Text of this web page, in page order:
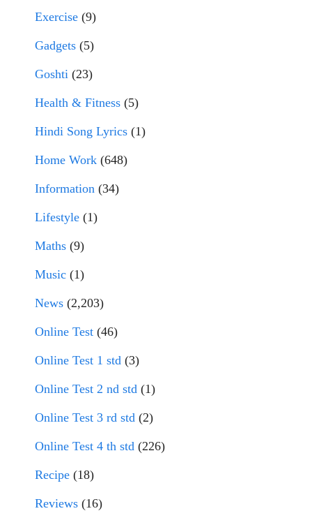
Exercise (9)
Gadgets (5)
Goshti (23)
Health & Fitness (5)
Hindi Song Lyrics (1)
Home Work (648)
Information (34)
Lifestyle (1)
Maths (9)
Music (1)
News (2,203)
Online Test (46)
Online Test 1 std (3)
Online Test 2 nd std (1)
Online Test 3 rd std (2)
Online Test 4 th std (226)
Recipe (18)
Reviews (16)